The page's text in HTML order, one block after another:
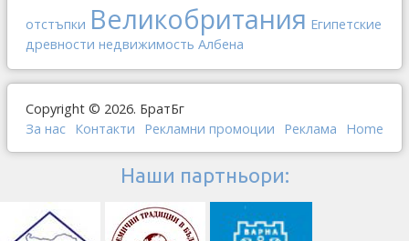
отстъпки Великобритания Египетские
древности недвижимость Албена
Copyright © 2026. БратБг
За нас Контакти Рекламни промоции Реклама Home
Наши партньори: